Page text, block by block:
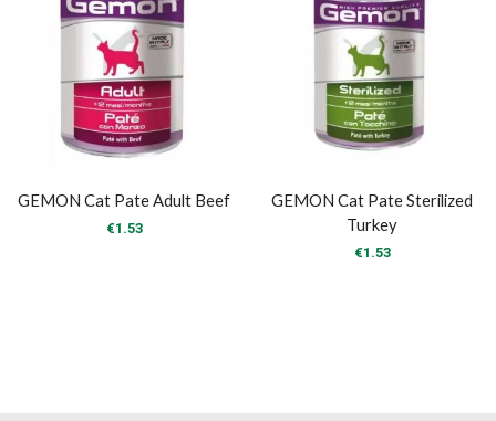
GEMON Cat Pate Adult Beef
€1.53
GEMON Cat Pate Sterilized
Turkey
€1.53